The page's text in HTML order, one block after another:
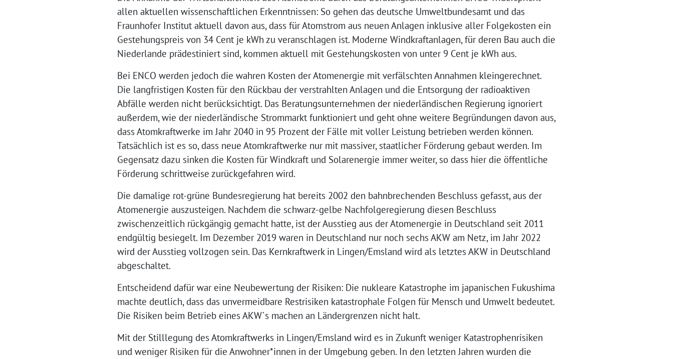
allen aktuellen wissenschaftlichen Erkenntnissen: So gehen das deutsche Umweltbundesamt und das
Fraunhofer Institut aktuell davon aus, dass für Atomstrom aus neuen Anlagen inklusive aller Folgekosten ein
Gestehungspreis von 34 Cent je kWh zu veranschlagen ist. Moderne Windkraftanlagen, für deren Bau auch die
Niederlande prädestiniert sind, kommen aktuell mit Gestehungskosten von unter 9 Cent je kWh aus.
Bei ENCO werden jedoch die wahren Kosten der Atomenergie mit verfälschten Annahmen kleingerechnet.
Die langfristigen Kosten für den Rückbau der verstrahlten Anlagen und die Entsorgung der radioaktiven
Abfälle werden nicht berücksichtigt. Das Beratungsunternehmen der niederländischen Regierung ignoriert
außerdem, wie der niederländische Strommarkt funktioniert und geht ohne weitere Begründungen davon aus,
dass Atomkraftwerke im Jahr 2040 in 95 Prozent der Fälle mit voller Leistung betrieben werden können.
Tatsächlich ist es so, dass neue Atomkraftwerke nur mit massiver, staatlicher Förderung gebaut werden. Im
Gegensatz dazu sinken die Kosten für Windkraft und Solarenergie immer weiter, so dass hier die öffentliche
Förderung schrittweise zurückgefahren wird.
Die damalige rot-grüne Bundesregierung hat bereits 2002 den bahnbrechenden Beschluss gefasst, aus der
Atomenergie auszusteigen. Nachdem die schwarz-gelbe Nachfolgeregierung diesen Beschluss
zwischenzeitlich rückgängig gemacht hatte, ist der Ausstieg aus der Atomenergie in Deutschland seit 2011
endgültig besiegelt. Im Dezember 2019 waren in Deutschland nur noch sechs AKW am Netz, im Jahr 2022
wird der Ausstieg vollzogen sein. Das Kernkraftwerk in Lingen/Emsland wird als letztes AKW in Deutschland
abgeschaltet.
Entscheidend dafür war eine Neubewertung der Risiken: Die nukleare Katastrophe im japanischen Fukushima
machte deutlich, dass das unvermeidbare Restrisiken katastrophale Folgen für Mensch und Umwelt bedeutet.
Die Risiken beim Betrieb eines AKWˋs machen an Ländergrenzen nicht halt.
Mit der Stilllegung des Atomkraftwerks in Lingen/Emsland wird es in Zukunft weniger Katastrophenrisiken
und weniger Risiken für die Anwohner*innen in der Umgebung geben. In den letzten Jahren wurden die